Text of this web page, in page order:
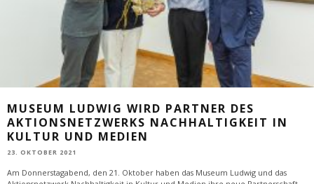
MUSEUM LUDWIG WIRD PARTNER DES
AKTIONSNETZWERKS NACHHALTIGKEIT IN
KULTUR UND MEDIEN
23. OKTOBER 2021
Am Donnerstagabend, den 21. Oktober haben das Museum Ludwig und das